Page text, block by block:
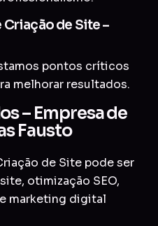
Criação de Site –
pontos críticos
melhorar resultados.
– Empresa de
Fausto
de Site pode ser
, otimização SEO,
e marketing digital